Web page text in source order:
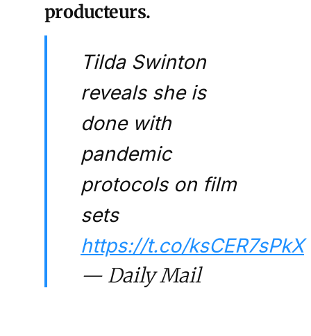
producteurs.
Tilda Swinton
reveals she is
done with
pandemic
protocols on film
sets
https://t.co/ksCER7sPkX
— Daily Mail